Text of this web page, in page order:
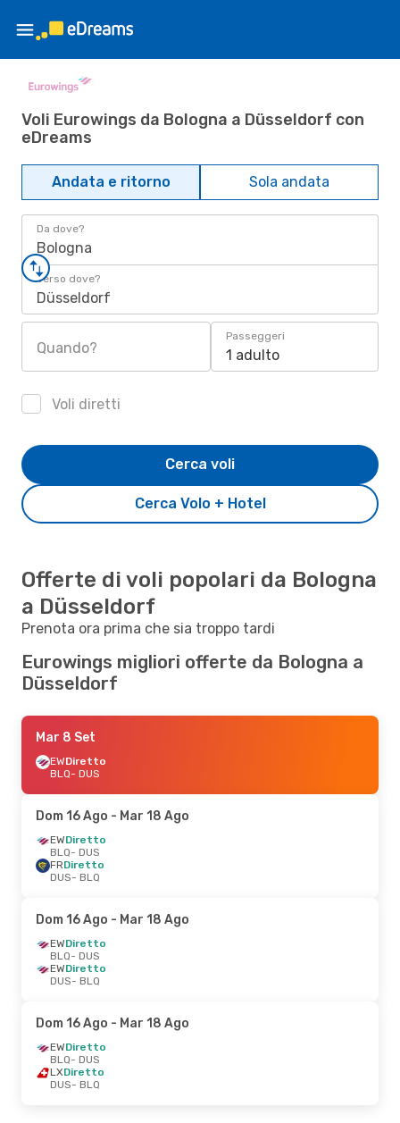
Voli Eurowings da Bologna a Düsseldorf con
eDreams
Andata e ritorno Sola andata
Da dove?
Bologna
Verso dove?
Düsseldorf
Quando?
Passeggeri
1 adulto
Voli diretti
Cerca Volo + Hotel
Cerca voli
Offerte di voli popolari da Bologna
a Düsseldorf
Prenota ora prima che sia troppo tardi
Eurowings migliori offerte da Bologna a
Düsseldorf
Mar 8 Set
EWDiretto
BLQ- DUS
Dom 16 Ago - Mar 18 Ago
EWDiretto
BLQ- DUS
FRDiretto
DUS- BLQ
Dom 16 Ago - Mar 18 Ago
EWDiretto
BLQ- DUS
EWDiretto
DUS- BLQ
Dom 16 Ago - Mar 18 Ago
EWDiretto
BLQ- DUS
LXDiretto
DUS- BLQ